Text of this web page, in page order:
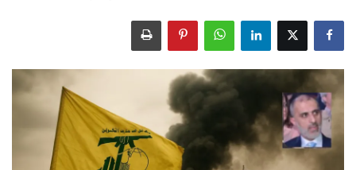
علوم وتكنولوجيا
رياضة
فيديو
حياة